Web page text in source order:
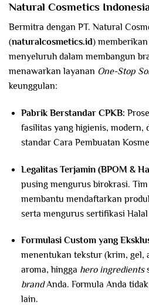
Natural Cosmetics
Bermitra dengan PT. Natural
(naturalcosmetics.id)
menyeluruh dalam membangun
menawarkan layanan One-Stop
keunggulan:
Pabrik Berstandar CPKB:
fasilitas yang higienis, modern,
standar Cara Pembuatan
Legalitas Terjamin (BPOM &
pusing mengurus birokrasi.
membantu mendaftarkan
serta mengurus sertifikasi
Formulasi Custom yang
menentukan tekstur (krim, gel,
aroma, hingga hero ingredients
brandAnda. Formula Anda
lain.